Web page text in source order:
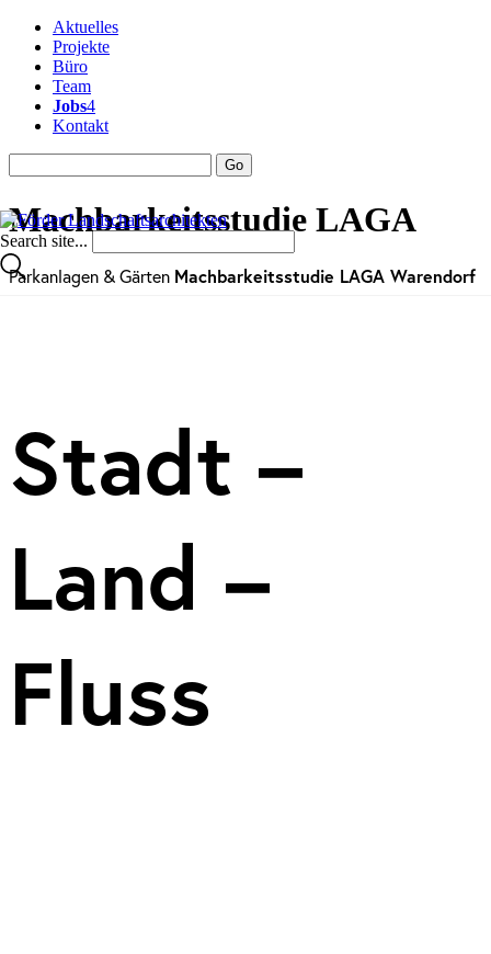
Aktuelles
Projekte
Büro
Team
Jobs4
Kontakt
Search site...
Machbarkeitsstudie LAGA
Parkanlagen & Gärten Machbarkeitsstudie LAGA Warendorf
Stadt –
Land –
Fluss